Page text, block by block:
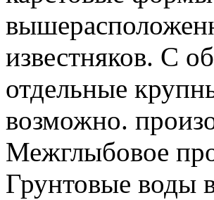
известняков. С
отдельные
возможно.
Межглыбовое
Грунтовые воды